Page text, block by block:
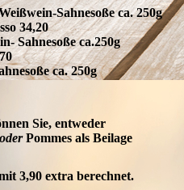
Sahnesoße ca. 250g
34,20
Sahnesoße ca.250g
ca. 250g
Sie, entweder
oderPommes als Beilage
3,90 extra berechnet.